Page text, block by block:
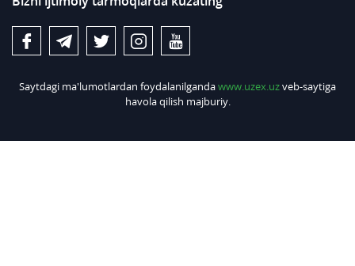
Saytdagi ma'lumotlardan foydalanilgandawww.uzex.uzveb-saytiga
havola qilish majburiy.